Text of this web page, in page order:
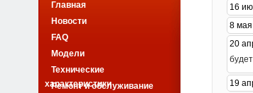
Главная
Новости
FAQ
Модели
Технические
характеристики
Ремонт и обслуживание